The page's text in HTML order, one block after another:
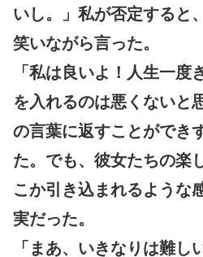
いし。」私が否定すると
笑いながら言った。
「私は良いよ！人生一度
を入れるのは悪くないと
の言葉に返すことができ
た。でも、彼女たちの楽
こか引き込まれるような
実だった。
「まあ、いきなりは難し